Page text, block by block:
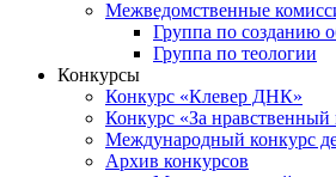
Межведомственные
Группа по созданию
Группа по теологии
Конкурсы
Конкурс «Клевер ДНК»
Конкурс «За нравственный
Международный конкурс
Архив конкурсов